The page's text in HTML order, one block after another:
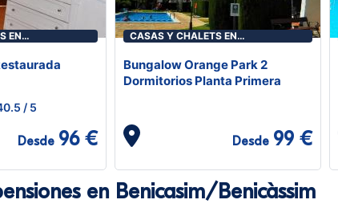
EN
/ 5
Desde 96 €
CASAS Y CHALETS EN
Bungalow Orange Park 2
Dormitorios Planta Primera
Desde 99 €
en Benicasim/Benicàssim